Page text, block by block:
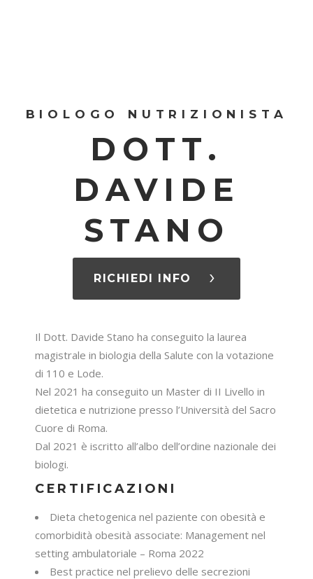
BIOLOGO NUTRIZIONISTA
DOTT.
DAVIDE
STANO
RICHIEDI INFO
Il Dott. Davide Stano ha conseguito la laurea
magistrale in biologia della Salute con la votazione
di 110 e Lode.
Nel 2021 ha conseguito un Master di II Livello in
dietetica e nutrizione presso l’Università del Sacro
Cuore di Roma.
Dal 2021 è iscritto all’albo dell’ordine nazionale dei
biologi.
CERTIFICAZIONI
Dieta chetogenica nel paziente con obesità e
comorbidità obesità associate: Management nel
setting ambulatoriale – Roma 2022
Best practice nel prelievo delle secrezioni